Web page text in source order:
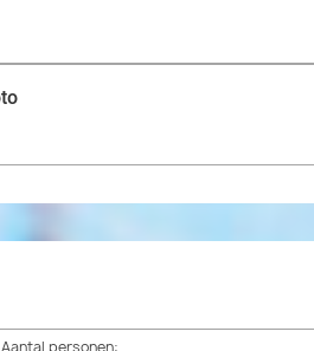
Aantal personen: